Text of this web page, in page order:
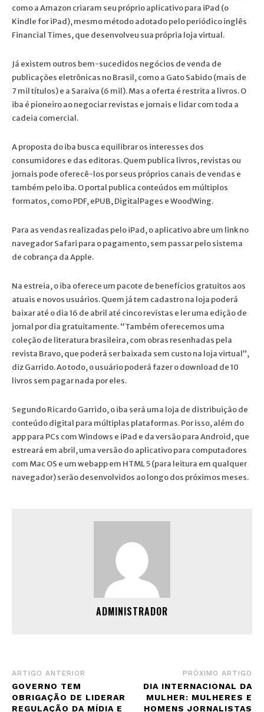
como a Amazon criaram seu próprio aplicativo para iPad (o
Kindle for iPad), mesmo método adotado pelo periódico inglês
Financial Times, que desenvolveu sua própria loja virtual.
Já existem outros bem-sucedidos negócios de venda de
publicações eletrônicas no Brasil, como a Gato Sabido (mais de
7 mil títulos) e a Saraiva (6 mil). Mas a oferta é restrita a livros. O
iba é pioneiro ao negociar revistas e jornais e lidar com toda a
cadeia comercial.
A proposta do iba busca equilibrar os interesses dos
consumidores e das editoras. Quem publica livros, revistas ou
jornais pode oferecê-los por seus próprios canais de vendas e
também pelo iba. O portal publica conteúdos em múltiplos
formatos, como PDF, ePUB, DigitalPages e WoodWing.
Para as vendas realizadas pelo iPad, o aplicativo abre um link no
navegador Safari para o pagamento, sem passar pelo sistema
de cobrança da Apple.
Na estreia, o iba oferece um pacote de benefícios gratuitos aos
atuais e novos usuários. Quem já tem cadastro na loja poderá
baixar até o dia 16 de abril até cinco revistas e ler uma edição de
jornal por dia gratuitamente. “Também oferecemos uma
coleção de literatura brasileira, com obras resenhadas pela
revista Bravo, que poderá ser baixada sem custo na loja virtual”,
diz Garrido. Ao todo, o usuário poderá fazer o download de 10
livros sem pagar nada por eles.
Segundo Ricardo Garrido, o iba será uma loja de distribuição de
conteúdo digital para múltiplas plataformas. Por isso, além do
app para PCs com Windows e iPad e da versão para Android, que
estreará em abril, uma versão do aplicativo para computadores
com Mac OS e um webapp em HTML 5 (para leitura em qualquer
navegador) serão desenvolvidos ao longo dos próximos meses.
ADMINISTRADOR
ARTIGO ANTERIOR
GOVERNO TEM
OBRIGAÇÃO DE LIDERAR
REGULAÇÃO DA MÍDIA E
PRÓXIMO ARTIGO
DIA INTERNACIONAL DA
MULHER: MULHERES E
HOMENS JORNALISTAS